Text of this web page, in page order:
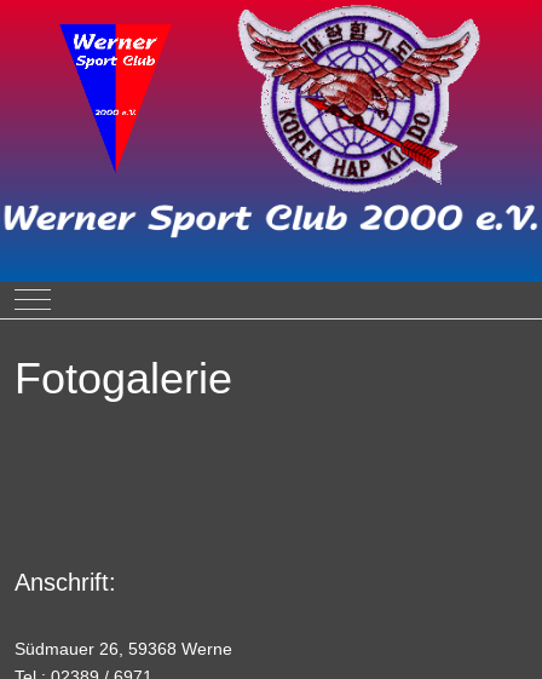
Mobile Menu Toggle
Fotogalerie
Anschrift:
Südmauer 26, 59368 Werne